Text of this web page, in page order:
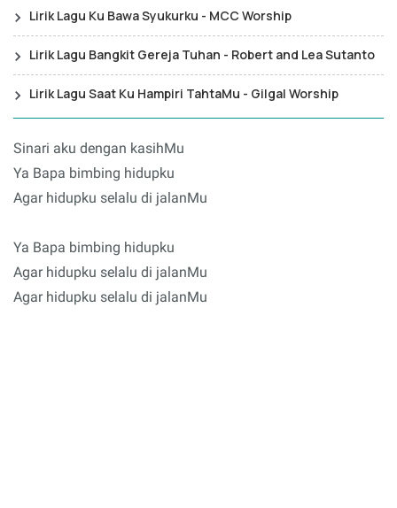
Lirik Lagu Ku Bawa Syukurku - MCC Worship
Lirik Lagu Bangkit Gereja Tuhan - Robert and Lea Sutanto
Lirik Lagu Saat Ku Hampiri TahtaMu - Gilgal Worship
Sinari aku dengan kasihMu
Ya Bapa bimbing hidupku
Agar hidupku selalu di jalanMu
Ya Bapa bimbing hidupku
Agar hidupku selalu di jalanMu
Agar hidupku selalu di jalanMu